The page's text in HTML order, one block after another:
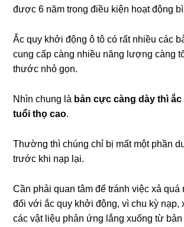
được 6 năm trong điều kiện hoạt động
Ắc quy khởi động ô tô có rất nhiều các
cung cấp càng nhiều năng lượng càng
thước nhỏ gọn.
Nhìn chung là bản cực càng dày thì
tuổi thọ cao.
Thường thì chúng chỉ bị mất một phần
trước khi nạp lại.
Cần phải quan tâm để tránh việc xả quá
đối với ắc quy khởi động, vì chu kỳ nạp,
các vật liệu phản ứng lắng xuống từ